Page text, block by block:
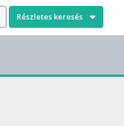
Részletes keresés